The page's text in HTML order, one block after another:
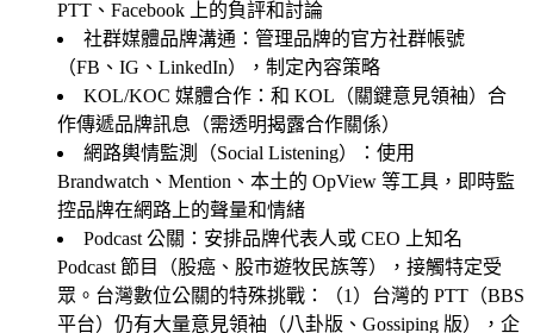
PTT、Facebook 上的負評和討論
社群媒體品牌溝通 ：管理品牌的官方社群帳號
（FB、IG、LinkedIn），制定內容策略
KOL/KOC 媒體合作 ：和 KOL（關鍵意見領袖）合
作傳遞品牌訊息（需透明揭露合作關係）
網路輿情監測（Social Listening）
：使用
Brandwatch、Mention、本土的 OpView 等工具，即時監
控品牌在網路上的聲量和情緒
Podcast 公關 ：安排品牌代表人或 CEO 上知名
Podcast 節目（股癌、股市遊牧民族等），接觸特定受
眾。台灣數位公關的特殊挑戰：（1）台灣的 PTT（BBS
平台）仍有大量意見領袖（八卦版、Gossiping 版），企